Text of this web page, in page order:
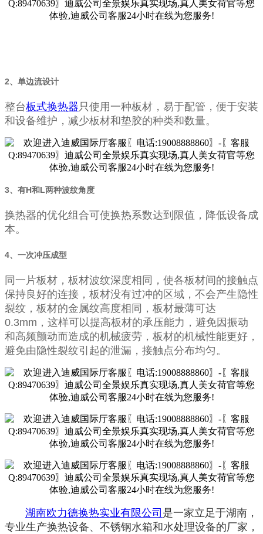
2、单边流设计
整台板式换热器 只使用一种板材，易于配管，便于安装
和设备维护，减少板材和垫胶的种类和数量。
3、有H和L两种波纹角度
换热器的优化组合可使换热系数达到限值，降低设备成
本。
4、一次冲压成型
同一片板材，板材波纹深度相同，使各板材间的接触点
保持良好的连接，板材没有过冲的区域，不会产生隐性
裂纹，板材的金属纹高度相同，板材最薄可达
0.3mm，这样可以提高板材的承压能力，避免因振动
和高频颤动而造成的机械疲劳，板材的机械性能更好，
避免由隐性裂纹引起的泄漏，接触点分布均匀。
湖南欧力德换热实业有限公司 是一家立足于湖南，
专业生产换热设备、不锈钢水箱和水处理设备的厂家，